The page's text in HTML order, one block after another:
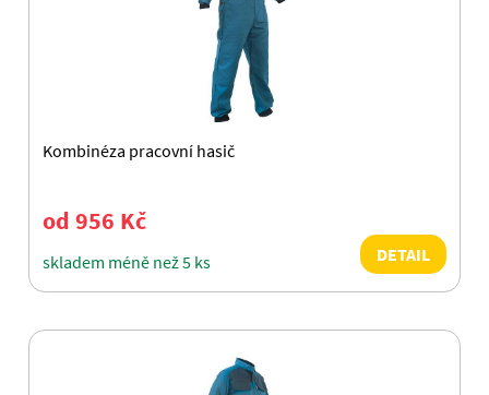
Kombinéza pracovní hasič
od 956 Kč
skladem méně než 5 ks DETAIL